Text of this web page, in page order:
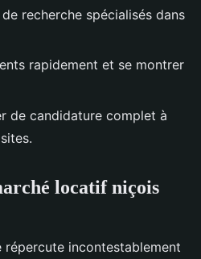
recherche spécialisés dans
rapidement et se montrer
de candidature complet à
locatif niçois
incontestablement